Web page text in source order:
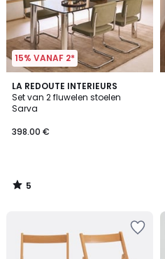
15% VANAF 2*
LA REDOUTE INTERIEURS
Set van 2 fluwelen stoelen
Sarva
€.
398.00 €
5
/
5
5
/